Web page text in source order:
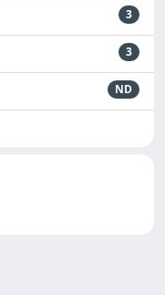
3
3
ND